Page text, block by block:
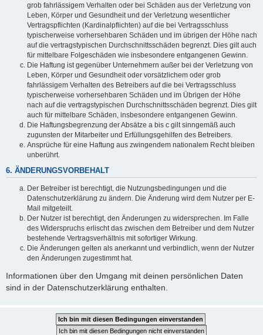
grob fahrlässigem Verhalten oder bei Schäden aus der Verletzung von
Leben, Körper und Gesundheit und der Verletzung wesentlicher
Vertragspflichten (Kardinalpflichten) auf die bei Vertragsschluss
typischerweise vorhersehbaren Schäden und im übrigen der Höhe nach
auf die vertragstypischen Durchschnittsschäden begrenzt. Dies gilt auch
für mittelbare Folgeschäden wie insbesondere entgangenen Gewinn.
Die Haftung ist gegenüber Unternehmern außer bei der Verletzung von
Leben, Körper und Gesundheit oder vorsätzlichem oder grob
fahrlässigem Verhalten des Betreibers auf die bei Vertragsschluss
typischerweise vorhersehbaren Schäden und im Übrigen der Höhe
nach auf die vertragstypischen Durchschnittsschäden begrenzt. Dies gilt
auch für mittelbare Schäden, insbesondere entgangenen Gewinn.
Die Haftungsbegrenzung der Absätze a bis c gilt sinngemäß auch
zugunsten der Mitarbeiter und Erfüllungsgehilfen des Betreibers.
Ansprüche für eine Haftung aus zwingendem nationalem Recht bleiben
unberührt.
6. ÄNDERUNGSVORBEHALT
Der Betreiber ist berechtigt, die Nutzungsbedingungen und die
Datenschutzerklärung zu ändern. Die Änderung wird dem Nutzer per E-
Mail mitgeteilt.
Der Nutzer ist berechtigt, den Änderungen zu widersprechen. Im Falle
des Widerspruchs erlischt das zwischen dem Betreiber und dem Nutzer
bestehende Vertragsverhältnis mit sofortiger Wirkung.
Die Änderungen gelten als anerkannt und verbindlich, wenn der Nutzer
den Änderungen zugestimmt hat.
Informationen über den Umgang mit deinen persönlichen Daten
sind in der Datenschutzerklärung enthalten.